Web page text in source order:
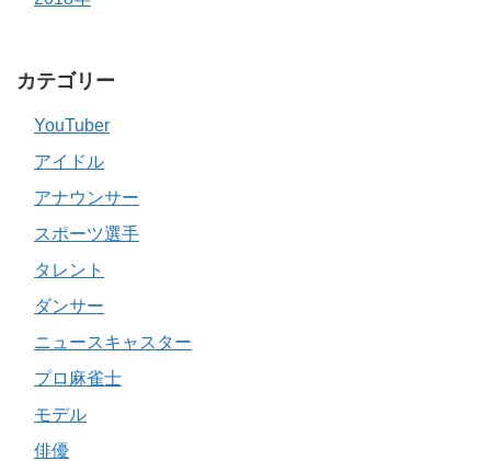
カテゴリー
YouTuber
アイドル
アナウンサー
スポーツ選手
タレント
ダンサー
ニュースキャスター
プロ麻雀士
モデル
俳優